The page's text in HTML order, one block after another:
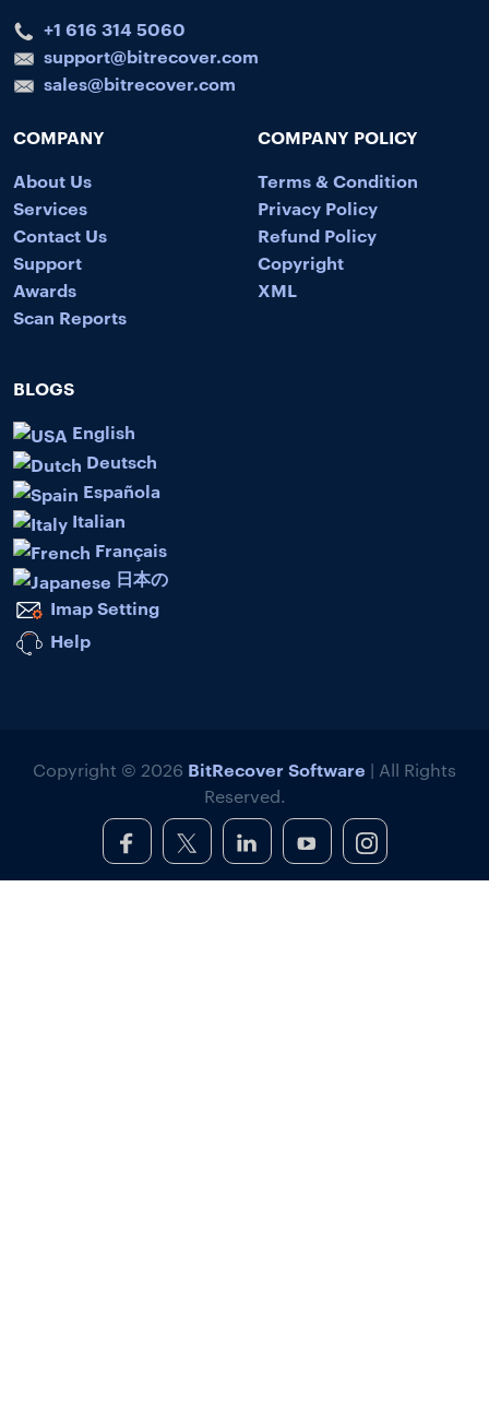
+1 616 314 5060
support@bitrecover.com
sales@bitrecover.com
COMPANY
About Us
Services
Contact Us
Support
Awards
Scan Reports
COMPANY POLICY
Terms & Condition
Privacy Policy
Refund Policy
Copyright
XML
BLOGS
English
Deutsch
Española
Italian
Français
日本の
Imap Setting
Help
Copyright © 2026 BitRecover Software | All Rights
Reserved.